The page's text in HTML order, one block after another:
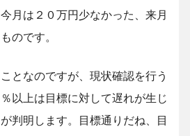
月は２０万円少なかった、来月
のです。
となのですが、現状確認を行う
以上は目標に対して遅れが生じ
判明します。目標通りだね、目